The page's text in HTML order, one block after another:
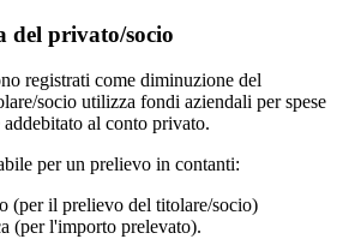
del privato/socio
registrati come diminuzione del
socio utilizza fondi aziendali per spese
al conto privato.
per un prelievo in contanti:
(per il prelievo del titolare/socio)
(per l'importo prelevato).